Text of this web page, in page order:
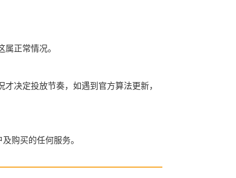
正常情况。
决定投放节奏，如遇到官方算法更新，
购买的任何服务。